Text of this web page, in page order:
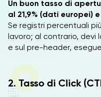
Un buon tasso di
al 21,9% (dati europei)
Se registri percentuali
lavoro; al contrario, devi
e sul pre-header,
2. Tasso di Click